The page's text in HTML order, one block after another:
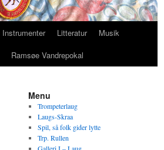
Instrumenter Litteratur
Musik
Ramsøe Vandrepokal
Menu
Trompeterlaug
Laugs-Skraa
Spil, så folk gider lytte
Trp. Rullen